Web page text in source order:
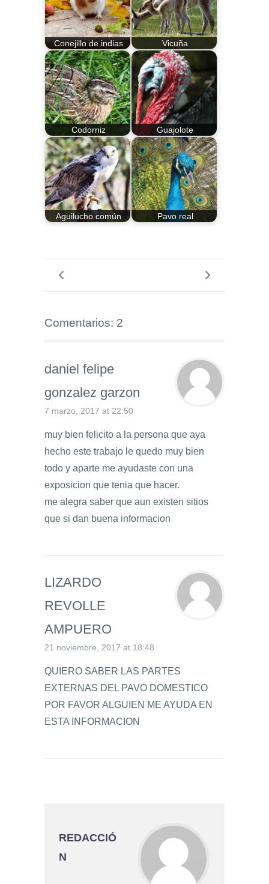
Conejillo de indias Vicuña
Codorniz Guajolote
Aguilucho común Pavo real
Comentarios: 2
daniel felipe
gonzalez garzon
7 marzo, 2017 at 22:50
muy bien felicito a la persona que aya
hecho este trabajo le quedo muy bien
todo y aparte me ayudaste con una
exposicion que tenia que hacer.
me alegra saber que aun existen sitios
que si dan buena informacion
LIZARDO
REVOLLE
AMPUERO
21 noviembre, 2017 at 18:48
QUIERO SABER LAS PARTES
EXTERNAS DEL PAVO DOMESTICO
POR FAVOR ALGUIEN ME AYUDA EN
ESTA INFORMACION
REDACCIÓ
N